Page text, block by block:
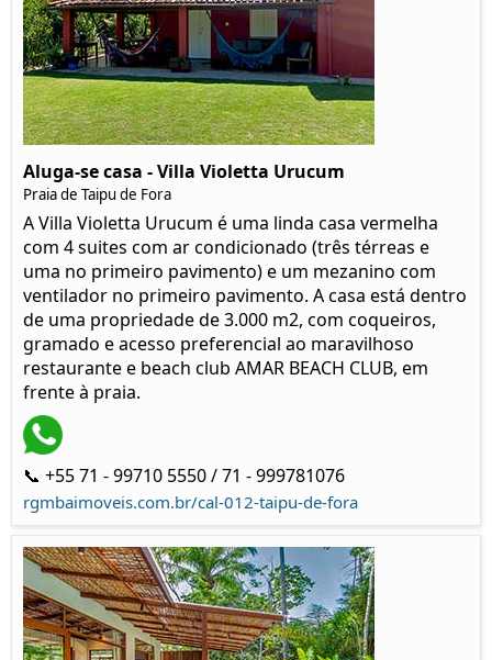
Aluga-se casa - Villa Violetta Urucum
Praia de Taipu de Fora
A Villa Violetta Urucum é uma linda casa vermelha
com 4 suites com ar condicionado (três térreas e
uma no primeiro pavimento) e um mezanino com
ventilador no primeiro pavimento. A casa está dentro
de uma propriedade de 3.000 m2, com coqueiros,
gramado e acesso preferencial ao maravilhoso
restaurante e beach club AMAR BEACH CLUB, em
frente à praia.
📞 +55 71 - 99710 5550 / 71 - 999781076
rgmbaimoveis.com.br/cal-012-taipu-de-fora